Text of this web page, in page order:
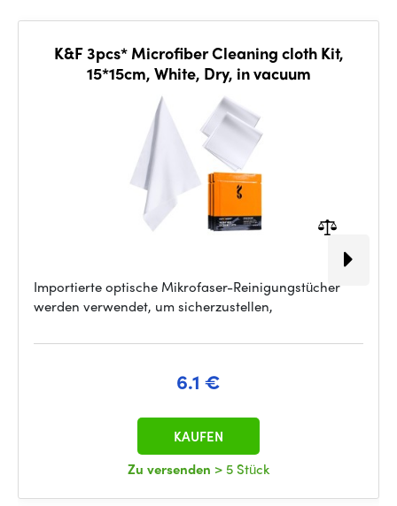
K&F 3pcs* Microfiber Cleaning cloth Kit,
15*15cm, White, Dry, in vacuum
Importierte optische Mikrofaser-Reinigungstücher
werden verwendet, um sicherzustellen,
6.1 €
Zu versenden > 5 Stück
KAUFEN